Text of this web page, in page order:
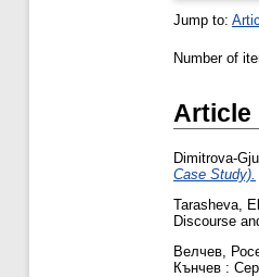
Jump to:
Number of
Article
Dimitrova-
Case Study).
Tarasheva,
Discourse
Велчев,
Кънчев :